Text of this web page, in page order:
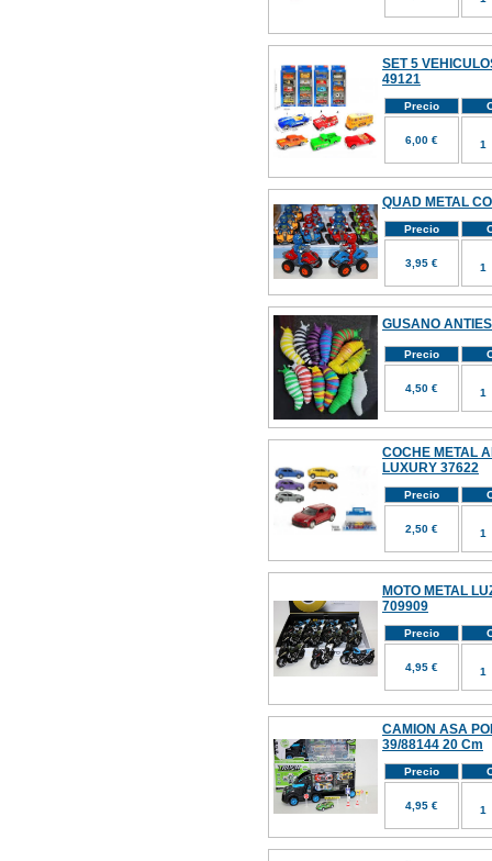
SET 5
49121
Precio
6,00 €
QUAD METAL
Precio
3,95 €
GUSANO
Precio
4,50 €
COCHE METAL
LUXURY 37622
Precio
2,50 €
MOTO METAL
709909
Precio
4,95 €
CAMION ASA
39/88144 20 Cm
Precio
4,95 €